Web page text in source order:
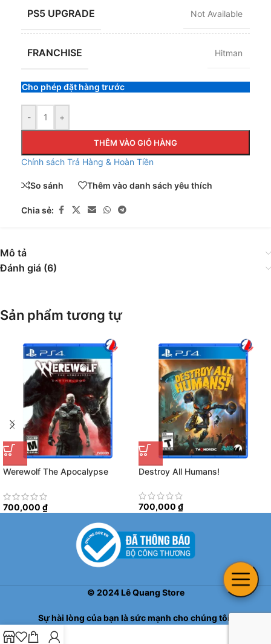
PS5 UPGRADE Not Available
FRANCHISE Hitman
Cho phép đặt hàng trước
- +
THÊM VÀO GIỎ HÀNG
Chính sách Trả Hàng & Hoàn Tiền
So sánh Thêm vào danh sách yêu thích
Chia sẻ:
Mô tả
Đánh giá (6)
Sản phẩm tương tự
Werewolf The Apocalypse
700,000 ₫
Destroy All Humans!
700,000 ₫
© 2024Lê Quang Store
Sự hài lòng của bạn là sức mạnh cho chúng tôi!